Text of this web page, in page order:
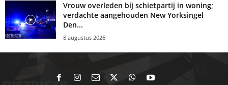
Vrouw overleden bij schietpartij in woning;
verdachte aangehouden New Yorksingel
Den...
8 augustus 2026